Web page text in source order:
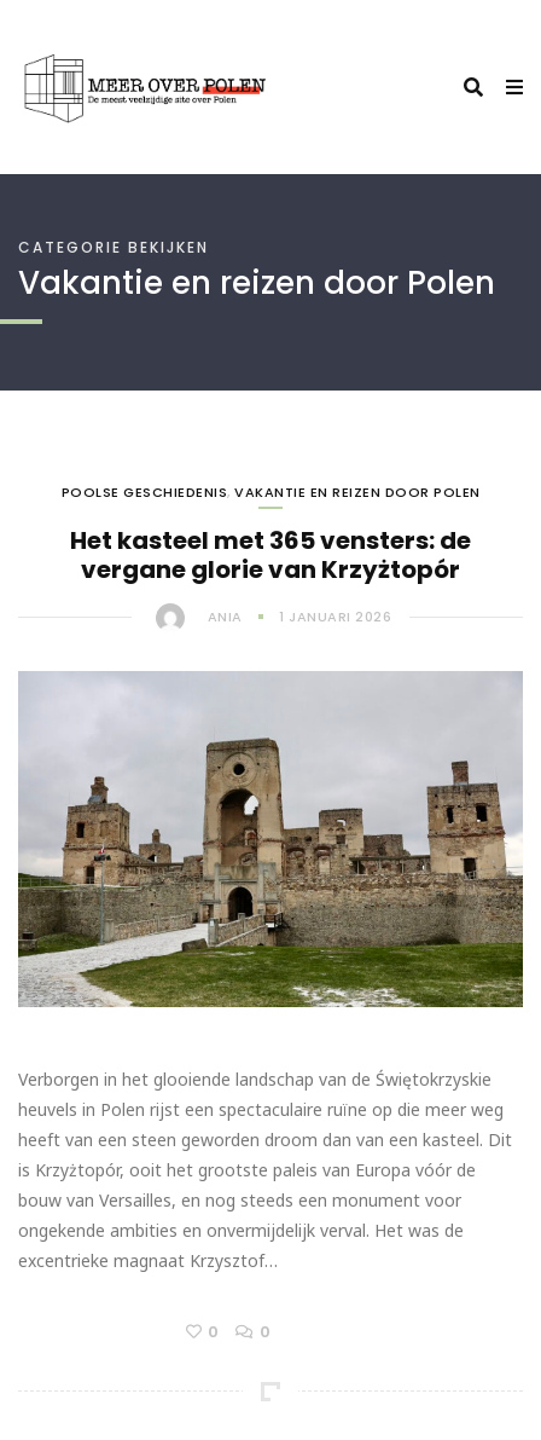
CATEGORIE BEKIJKEN
Vakantie en reizen door Polen
POOLSE GESCHIEDENIS, VAKANTIE EN REIZEN DOOR POLEN
Het kasteel met 365 vensters: de
vergane glorie van Krzyżtopór
ANIA 1 JANUARI 2026
Verborgen in het glooiende landschap van de Świętokrzyskie
heuvels in Polen rijst een spectaculaire ruïne op die meer weg
heeft van een steen geworden droom dan van een kasteel. Dit
is Krzyżtopór, ooit het grootste paleis van Europa vóór de
bouw van Versailles, en nog steeds een monument voor
ongekende ambities en onvermijdelijk verval. Het was de
excentrieke magnaat Krzysztof…
0 0